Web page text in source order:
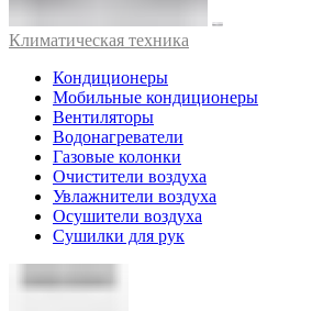
Климатическая техника
Кондиционеры
Мобильные кондиционеры
Вентиляторы
Водонагреватели
Газовые колонки
Очистители воздуха
Увлажнители воздуха
Осушители воздуха
Сушилки для рук